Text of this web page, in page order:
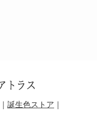
｜ 誕生色ストア ｜